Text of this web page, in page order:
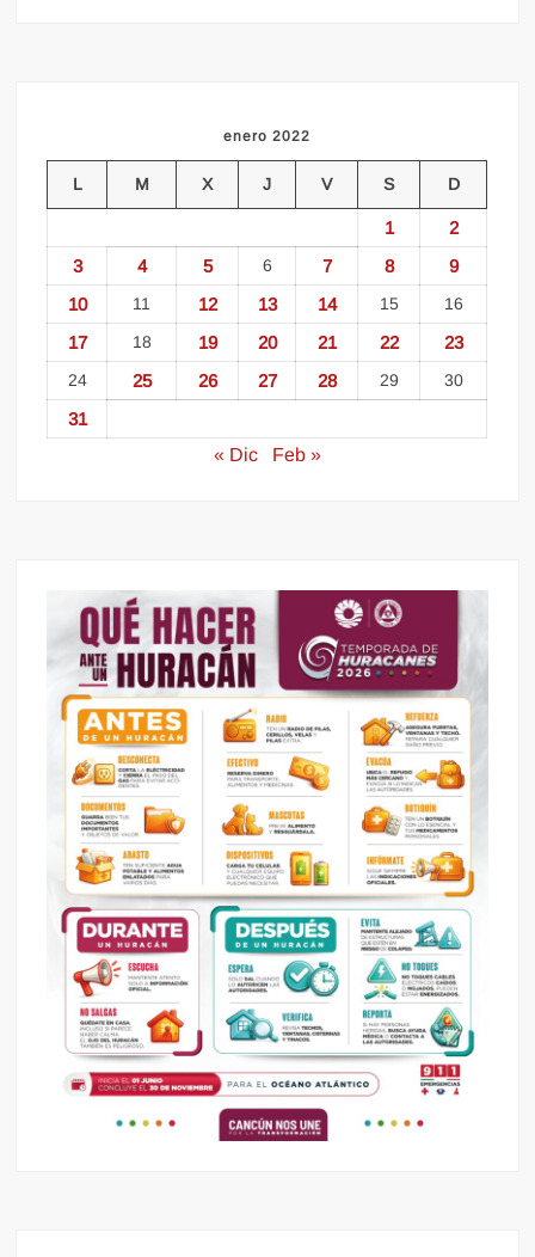
enero 2022
L M X J V S D
1
2
3
4 5 6 7 8
9
10
11 12 13 14 15 16
17 18 19 20 21 22 23
24 25 26 27 28 29 30
31
« Dic
Feb »